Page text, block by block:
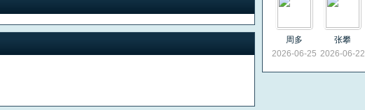
周多
2026-06-25
张攀
2026-06-22